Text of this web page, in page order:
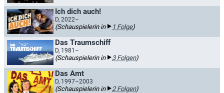
Ich dich auch!
D, 2022–
(Schauspielerin in 1 Folge)
Das Traumschiff
D, 1981–
(Schauspielerin in 3 Folgen)
Das Amt
D, 1997–2003
(Schauspielerin in 2 Folgen)